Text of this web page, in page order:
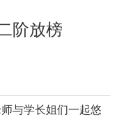
阶放榜
与学长姐们一起悠